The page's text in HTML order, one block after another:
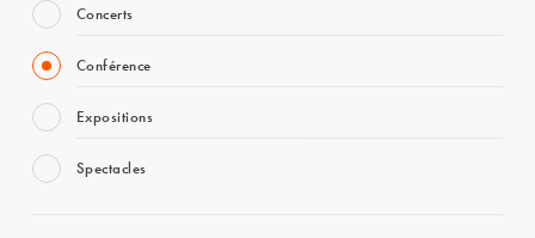
Concerts
Conférence
Expositions
Spectacles